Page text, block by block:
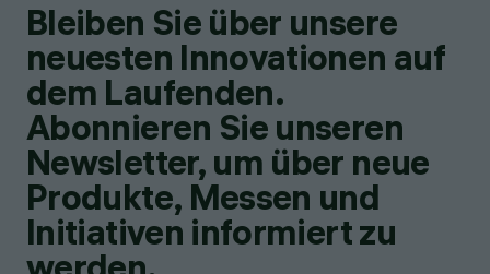
Bleiben Sie über unsere
neuesten Innovationen auf
dem Laufenden.
Abonnieren Sie unseren
Newsletter, um über neue
Produkte, Messen und
Initiativen informiert zu